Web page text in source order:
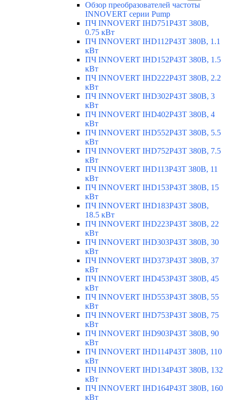
Обзор преобразователей частоты
INNOVERT серии Pump
ПЧ INNOVERT IHD751P43T 380В,
0.75 кВт
ПЧ INNOVERT IHD112P43T 380В, 1.1
кВт
ПЧ INNOVERT IHD152P43T 380В, 1.5
кВт
ПЧ INNOVERT IHD222P43T 380В, 2.2
кВт
ПЧ INNOVERT IHD302P43T 380В, 3
кВт
ПЧ INNOVERT IHD402P43T 380В, 4
кВт
ПЧ INNOVERT IHD552P43T 380В, 5.5
кВт
ПЧ INNOVERT IHD752P43T 380В, 7.5
кВт
ПЧ INNOVERT IHD113P43T 380В, 11
кВт
ПЧ INNOVERT IHD153P43T 380В, 15
кВт
ПЧ INNOVERT IHD183P43T 380В,
18.5 кВт
ПЧ INNOVERT IHD223P43T 380В, 22
кВт
ПЧ INNOVERT IHD303P43T 380В, 30
кВт
ПЧ INNOVERT IHD373P43T 380В, 37
кВт
ПЧ INNOVERT IHD453P43T 380В, 45
кВт
ПЧ INNOVERT IHD553P43T 380В, 55
кВт
ПЧ INNOVERT IHD753P43T 380В, 75
кВт
ПЧ INNOVERT IHD903P43T 380В, 90
кВт
ПЧ INNOVERT IHD114P43T 380В, 110
кВт
ПЧ INNOVERT IHD134P43T 380В, 132
кВт
ПЧ INNOVERT IHD164P43T 380В, 160
кВт